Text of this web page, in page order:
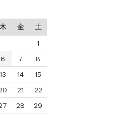
木 金 土
1
6 7
8
13 14
15
21
22
28
29